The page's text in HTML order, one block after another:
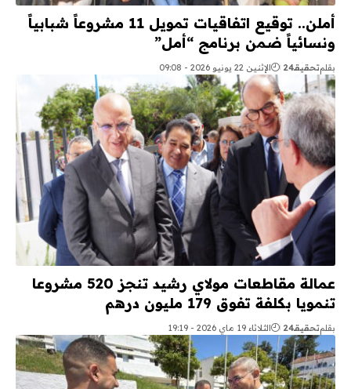
أملن.. توقيع اتفاقيات تمويل 11 مشروعاً شبابياً
ونسائياً ضمن برنامج “أمل”
بقلمتحقيقـ24 الإثنين 22 يونيو 2026 - 09:08
عمالة مقاطعات مولاي رشيد تنجز 520 مشروعا
تنمويا بكلفة تفوق 179 مليون درهم
بقلمتحقيقـ24 الثلاثاء 19 ماي 2026 - 19:19